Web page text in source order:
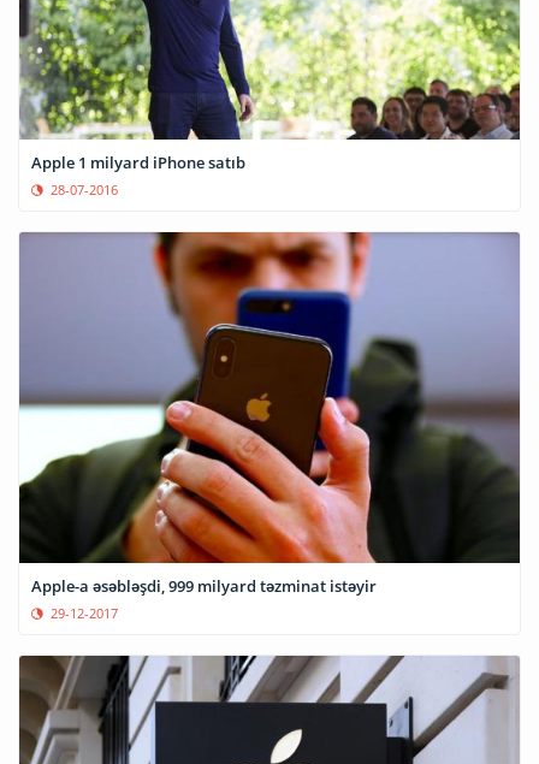
Apple 1 milyard iPhone satıb
28-07-2016
Apple-a əsəbləşdi, 999 milyard təzminat istəyir
29-12-2017